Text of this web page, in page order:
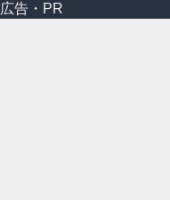
コ
広告・PR